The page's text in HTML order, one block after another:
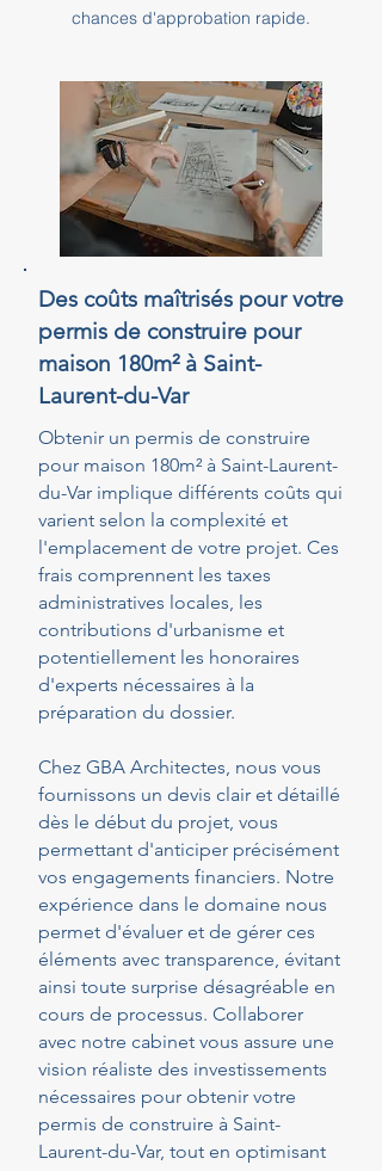
chances d'approbation rapide.
Des coûts maîtrisés pour votre
permis de construire pour
maison 180m² à Saint-
Laurent-du-Var
Obtenir un permis de construire
pour maison 180m² à Saint-Laurent-
du-Var implique différents coûts qui
varient selon la complexité et
l'emplacement de votre projet. Ces
frais comprennent les taxes
administratives locales, les
contributions d'urbanisme et
potentiellement les honoraires
d'experts nécessaires à la
préparation du dossier.
Chez GBA Architectes, nous vous
fournissons un devis clair et détaillé
dès le début du projet, vous
permettant d'anticiper précisément
vos engagements financiers. Notre
expérience dans le domaine nous
permet d'évaluer et de gérer ces
éléments avec transparence, évitant
ainsi toute surprise désagréable en
cours de processus. Collaborer
avec notre cabinet vous assure une
vision réaliste des investissements
nécessaires pour obtenir votre
permis de construire à Saint-
Laurent-du-Var, tout en optimisant